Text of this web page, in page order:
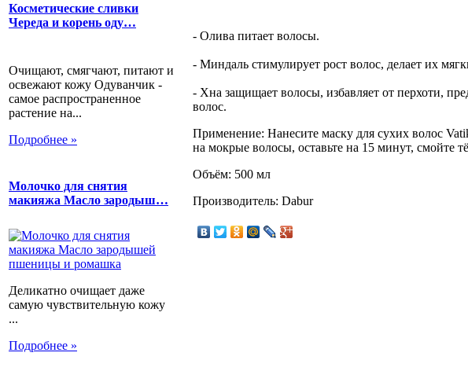
Косметические сливки
Череда и корень оду…
Очищают, смягчают, питают и
освежают кожу Одуванчик -
самое распространенное
растение на...
Подробнее »
Молочко для снятия
макияжа Масло зародыш…
Деликатно очищает даже
самую чувствительную кожу
...
Подробнее »
- Олива питает волосы.
- Миндаль стимулирует рост волос, делает их
- Хна защищает волосы, избавляет от перхоти,
волос.
Применение: Нанесите маску для сухих волос
на мокрые волосы, оставьте на 15 минут, смойте
Объём: 500 мл
Производитель: Dabur